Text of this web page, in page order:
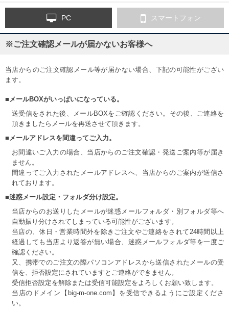
PC スマートフォン
※ご注文確認メールが届かないお客様へ
当店からのご注文確認メール等が届かない場合、下記の可能性がござい
ます。
■メールBOXがいっぱいになっている。
送受信をされた後、メールBOXをご確認ください。その後、ご連絡を
頂きましたらメールを再送させて頂きます。
■メールアドレスを間違ってご入力。
お間違いご入力の場合、当店からのご注文確認・発送ご案内等が届き
ません。
間違ってご入力されたメールアドレスへ、当店からのご案内が送信さ
れております。
■迷惑メール設定・フォルダ分け設定。
当店からのお送りしたメールが迷惑メールフォルダ・別フォルダ等へ
自動振り分けされてしまっている可能性がございます。
当店の、休日・営業時間外を除きご注文やご連絡をされて24時間以上
経過しても当店より返答が無い場合、迷惑メールフォルダ等を一度ご
確認ください。
又、携帯でのご注文の際パソコンアドレスから送信されたメールの受
信を、拒否設定にされていますとご連絡ができません。
受信拒否設定を解除または受信可能設定をよろしくお願い致します。
当店のドメイン【big-m-one.com】を受信できるようにご設定くださ
い。